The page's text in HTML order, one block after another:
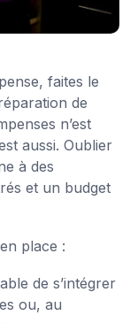
faites le
de
n’est
aussi. Oublier
à des
et un budget
place :
de s’intégrer
ou, au